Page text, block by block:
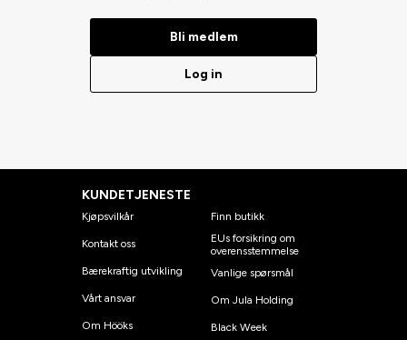
Bli medlem
Log in
KUNDETJENESTE
Kjøpsvilkår
Kontakt oss
Bærekraftig utvikling
Vårt ansvar
Om Hööks
Finn butikk
EUs forsikring om
overensstemmelse
Vanlige spørsmål
Om Jula Holding
Black Week